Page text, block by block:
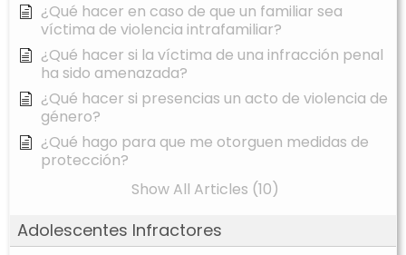
¿Qué hacer en caso de que un familiar sea
víctima de violencia intrafamiliar?
¿Qué hacer si la víctima de una infracción penal
ha sido amenazada?
¿Qué hacer si presencias un acto de violencia de
género?
¿Qué hago para que me otorguen medidas de
protección?
Show All Articles (10)
Adolescentes Infractores